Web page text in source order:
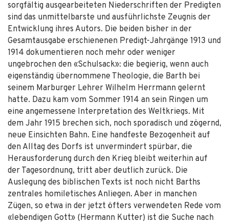
sorgfältig ausgearbeiteten Niederschriften der Predigten
sind das unmittelbarste und ausführlichste Zeugnis der
Entwicklung ihres Autors. Die beiden bisher in der
Gesamtausgabe erschienenen Predigt-Jahrgänge 1913 und
1914 dokumentieren noch mehr oder weniger
ungebrochen den «Schulsack»: die begierig, wenn auch
eigenständig übernommene Theologie, die Barth bei
seinem Marburger Lehrer Wilhelm Herrmann gelernt
hatte. Dazu kam vom Sommer 1914 an sein Ringen um
eine angemessene Interpretation des Weltkriegs. Mit
dem Jahr 1915 brechen sich, noch sporadisch und zögernd,
neue Einsichten Bahn. Eine handfeste Bezogenheit auf
den Alltag des Dorfs ist unvermindert spürbar, die
Herausforderung durch den Krieg bleibt weiterhin auf
der Tagesordnung, tritt aber deutlich zurück. Die
Auslegung des biblischen Texts ist noch nicht Barths
zentrales homiletisches Anliegen. Aber in manchen
Zügen, so etwa in der jetzt öfters verwendeten Rede vom
«lebendigen Gott» (Hermann Kutter) ist die Suche nach